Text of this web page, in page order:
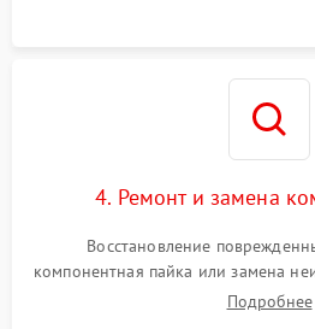
4. Ремонт и замена
Восстановление
компонентная пайка или замена
Подробнее